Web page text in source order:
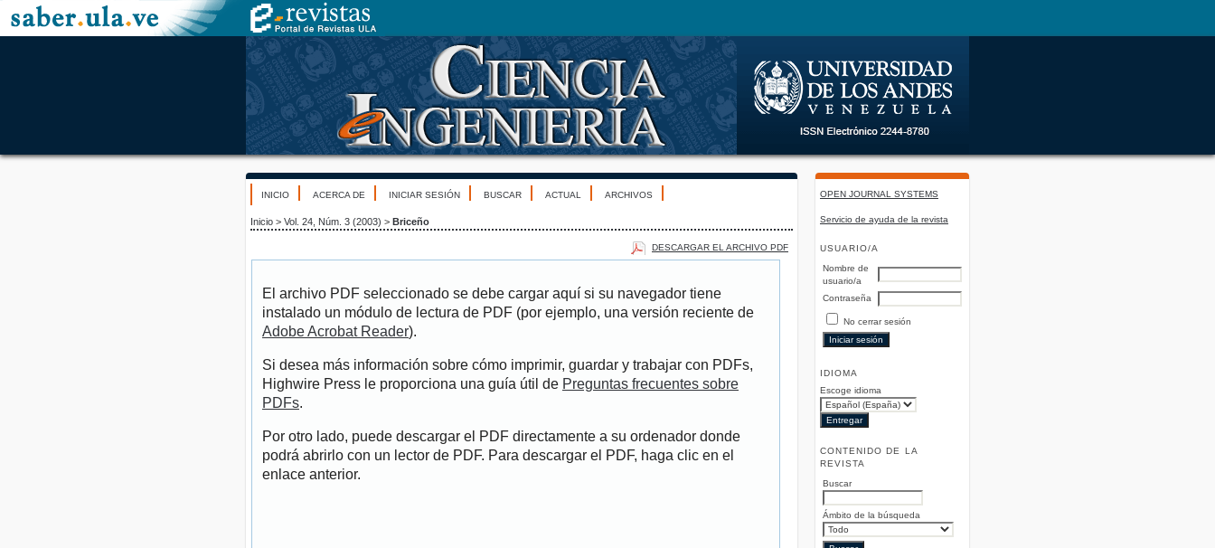
OPEN JOURNAL SYSTEMS
Servicio de ayuda de la revista
USUARIO/A
Nombre de
usuario/a
Contraseña
No cerrar sesión
IDIOMA
Escoge idioma
CONTENIDO DE LA
REVISTA
Buscar
Ámbito de la búsqueda
INICIO ACERCA DE INICIAR SESIÓN BUSCAR ACTUAL ARCHIVOS
Inicio > Vol. 24, Núm. 3 (2003) > Briceño
DESCARGAR EL ARCHIVO PDF
El archivo PDF seleccionado se debe cargar aquí si su navegador tiene
instalado un módulo de lectura de PDF (por ejemplo, una versión reciente de
Adobe Acrobat Reader).
Si desea más información sobre cómo imprimir, guardar y trabajar con PDFs,
Highwire Press le proporciona una guía útil de Preguntas frecuentes sobre
PDFs.
Por otro lado, puede descargar el PDF directamente a su ordenador donde
podrá abrirlo con un lector de PDF. Para descargar el PDF, haga clic en el
enlace anterior.